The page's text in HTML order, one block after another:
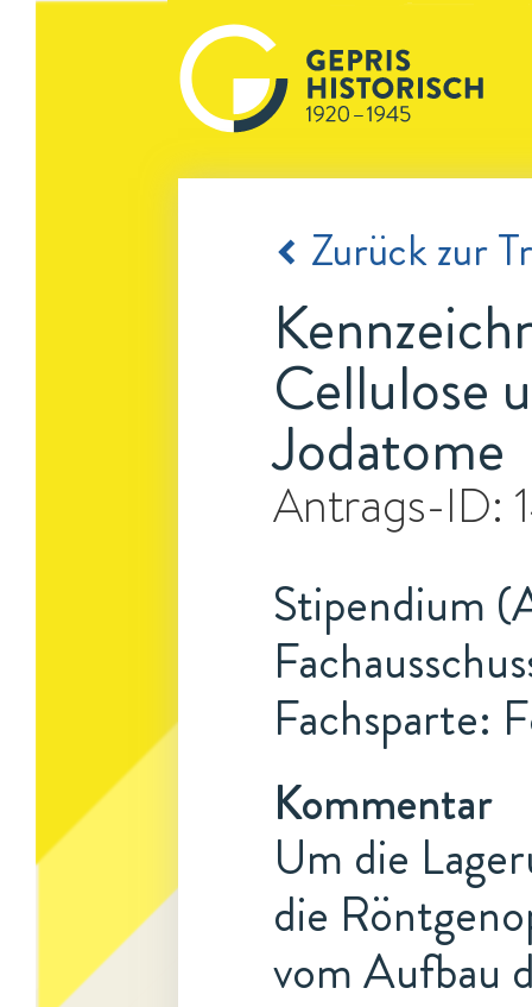
Zurück zur
Cellulose
Jodatome
Antrags-ID:
Stipendium
Fachsparte:
Kommentar
Um die
die
vom Aufbau